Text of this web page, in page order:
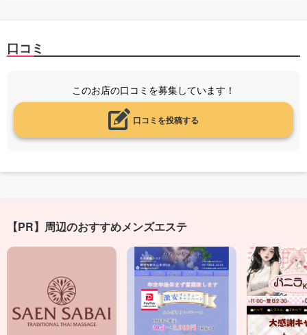
口コミ
このお店の口コミを募集しています！
口コミを投稿する
【PR】周辺のおすすめメンズエステ